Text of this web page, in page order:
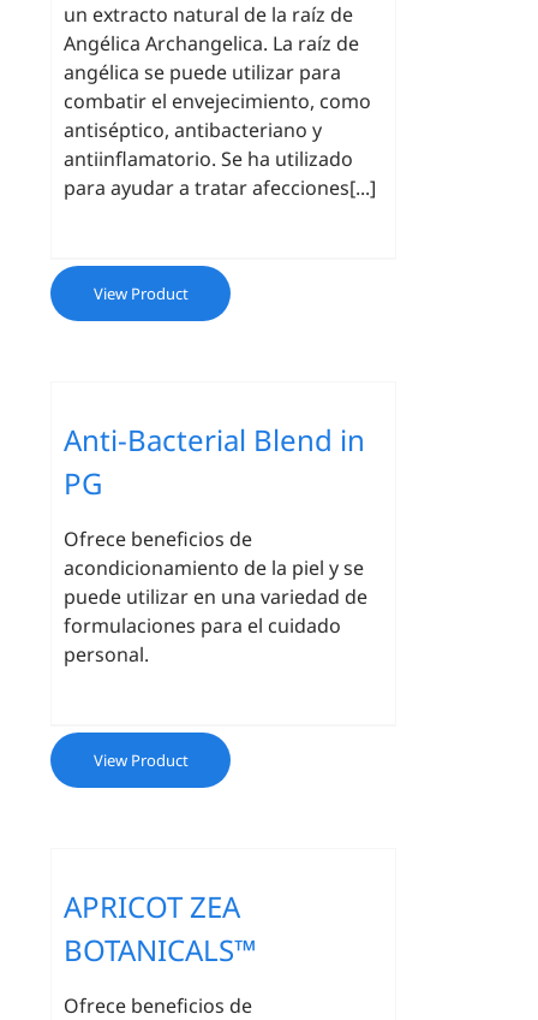
un extracto natural de la raíz de
Angélica Archangelica. La raíz de
angélica se puede utilizar para
combatir el envejecimiento, como
antiséptico, antibacteriano y
antiinflamatorio. Se ha utilizado
para ayudar a tratar afecciones[...]
View Product
Anti-Bacterial Blend in
PG
Ofrece beneficios de
acondicionamiento de la piel y se
puede utilizar en una variedad de
formulaciones para el cuidado
personal.
View Product
APRICOT ZEA
BOTANICALS™
Ofrece beneficios de